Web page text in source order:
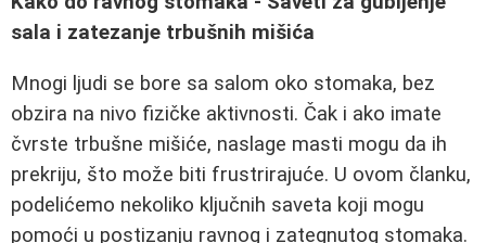
sala i zatezanje trbušnih mišića
Mnogi ljudi se bore sa salom oko stomaka, bez
obzira na nivo fizičke aktivnosti. Čak i ako imate
čvrste trbušne mišiće, naslage masti mogu da ih
prekriju, što može biti frustrirajuće. U ovom članku,
podelićemo nekoliko ključnih saveta koji mogu
pomoći u postizanju ravnog i zategnutog stomaka.